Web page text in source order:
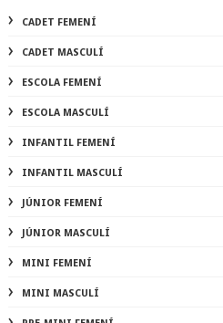
CADET FEMENÍ
CADET MASCULÍ
ESCOLA FEMENÍ
ESCOLA MASCULÍ
INFANTIL FEMENÍ
INFANTIL MASCULÍ
JÚNIOR FEMENÍ
JÚNIOR MASCULÍ
MINI FEMENÍ
MINI MASCULÍ